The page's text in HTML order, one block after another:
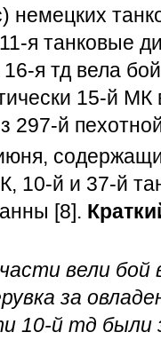
немецких
я танковые
я тд вела
15-й МК
297-й
10-й и 37-й
[8].
вели
за
10-й тд были